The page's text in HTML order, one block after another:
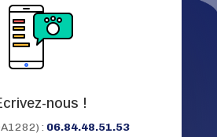
nous !
: 06.84.48.51.53